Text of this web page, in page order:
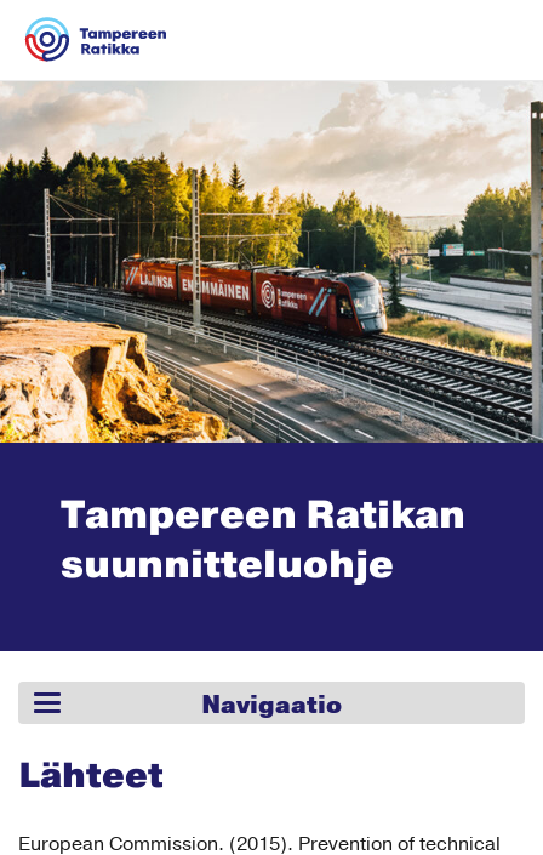
Tampereen Ratikan
suunnit­teluohje
Navigaatio
Lähteet
European Commission. (2015). Prevention of technical